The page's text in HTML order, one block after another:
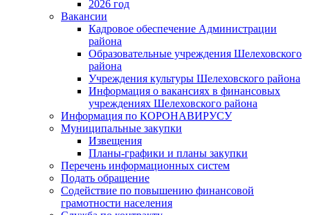
2026 год
Вакансии
Кадровое обеспечение Администрации
района
Образовательные учреждения Шелеховского
района
Учреждения культуры Шелеховского района
Информация о вакансиях в финансовых
учреждениях Шелеховского района
Информация по КОРОНАВИРУСУ
Муниципальные закупки
Извещения
Планы-графики и планы закупки
Перечень информационных систем
Подать обращение
Содействие по повышению финансовой
грамотности населения